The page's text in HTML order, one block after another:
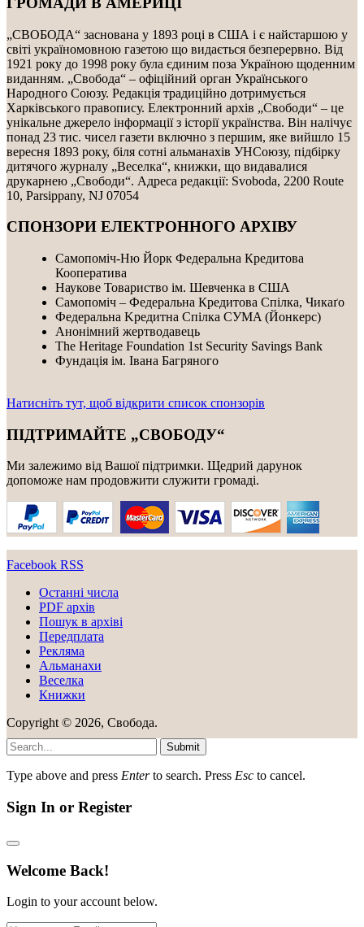
„СВОБОДА“ заснована у 1893 році в США і є найстаршою у
світі україномовною газетою що видається безперервно. Від
1921 року до 1998 року була єдиним поза Україною щоденним
виданням. „Свобода“ – офіційний орган Українського
Народного Союзу. Редакція традиційно дотримується
Харківського правопису. Електронний архів „Свободи“ – це
унікальне джерело інформації з історії українства. Він налічує
понад 23 тис. чисел газети включно з першим, яке вийшло 15
вересня 1893 року, біля сотні альманахів УНСоюзу, підбірку
дитячого журналу „Веселка“, книжки, що видавалися
друкарнею „Свободи“. Адреса редакції: Svoboda, 2200 Route
10, Parsippany, NJ 07054
СПОНЗОРИ ЕЛЕКТРОННОГО АРХІВУ
Самопоміч-Ню Йорк Федеральна Кредитова
Кооператива
Наукове Товариство ім. Шевченка в США
Самопоміч – Федеральна Кредитова Спілка, Чикаґо
Федеральнa Kредитнa Спілка CУMA (Йонкерс)
Анонімний жертводавець
The Heritage Foundation 1st Security Savings Bank
Фундація ім. Івана Багряного
Натисніть тут, щоб відкрити список спонзорів
ПІДТРИМАЙТЕ „СВОБОДУ“
Ми залежимо від Вашої підтримки. Щедрий дарунок
допоможе нам продовжити служити громаді.
Facebook RSS
Останні числа
PDF архів
Пошук в архіві
Передплата
Рекляма
Альманахи
Веселка
Книжки
Copyright © 2026, Свобода.
Submit
Type above and press Enterto search. Press Esc to cancel.
Sign In or Register
Welcome Back!
Login to your account below.